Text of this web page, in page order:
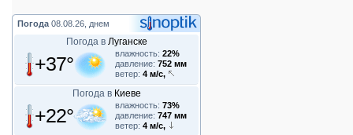
Погода 08.08.26, днем
Погода в Луганске
+37° влажность: 22%
давление: 752 мм
ветер: 4 м/с,
Погода в Киеве
+22° влажность: 73%
давление: 747 мм
ветер: 4 м/с,